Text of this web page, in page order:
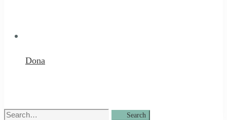
Dona
Search
Search